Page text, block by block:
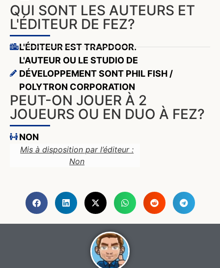
QUI SONT LES AUTEURS ET
L'ÉDITEUR DE FEZ?
L'ÉDITEUR EST TRAPDOOR.
L'AUTEUR OU LE STUDIO DE
DÉVELOPPEMENT SONT PHIL FISH /
POLYTRON CORPORATION
PEUT-ON JOUER À 2
JOUEURS OU EN DUO À FEZ?
NON
Mis à disposition par l’éditeur :
Non